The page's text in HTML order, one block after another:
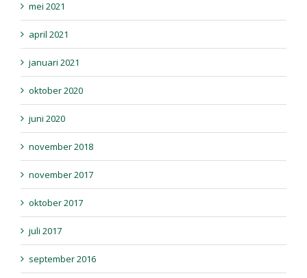
mei 2021
april 2021
januari 2021
oktober 2020
juni 2020
november 2018
november 2017
oktober 2017
juli 2017
september 2016